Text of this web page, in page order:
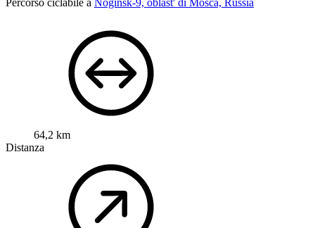
Percorso ciclabile a Noginsk-9, oblast' di Mosca, Russia
64,2 km
Distanza